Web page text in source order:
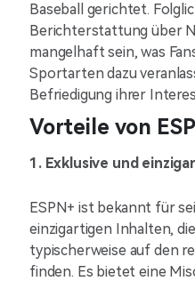
Baseball gerichtet.
Berichterstattung über
mangelhaft sein, was
Sportarten dazu
Befriedigung ihrer
Vorteile von
1. Exklusive und
ESPN+ ist bekannt für
einzigartigen Inhalten,
typischerweise auf den
finden. Es bietet eine